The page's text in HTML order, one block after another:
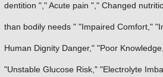
dentition "," Acute pain "," Changed
than bodily needs " "Impaired Comfort,"
Human Dignity Danger," "Poor
"Unstable Glucose Risk," "Electrolyte